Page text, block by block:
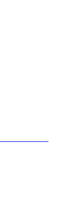
600 544 445